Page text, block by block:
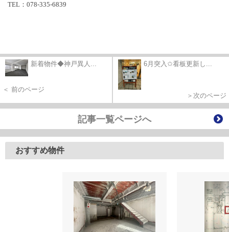
TEL ： 078-335-6839
新着物件◆神戸異人...
＜ 前のページ
6月突入✩看板更新し...
＞次のページ
記事一覧ページへ
おすすめ物件